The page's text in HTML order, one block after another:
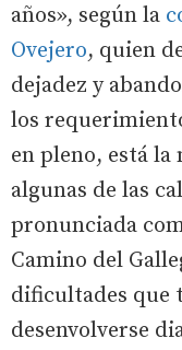
años», según la
Ovejero, quien
dejadez y
los
en pleno, está la
algunas de las
pronunciada
Camino del
dificultades que
desenvolverse